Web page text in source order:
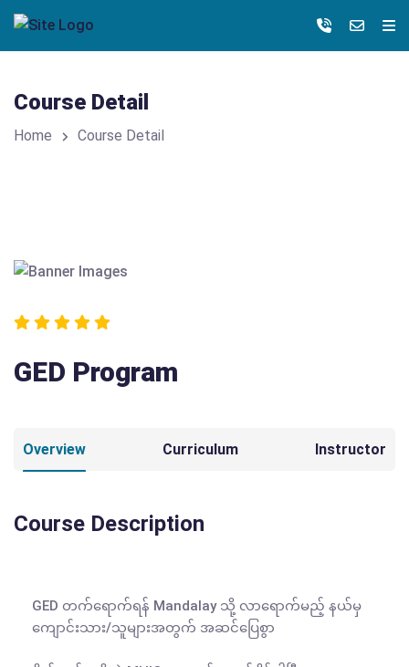
Course Detail
Home Course Detail
GED Program
Overview Curriculum Instructor
Course Description
GED တက်ရောက်ရန် Mandalay သို့ လာရောက်မည့် နယ်မှ
ကျောင်းသား/သူများအတွက် အဆင်ပြေစွာ